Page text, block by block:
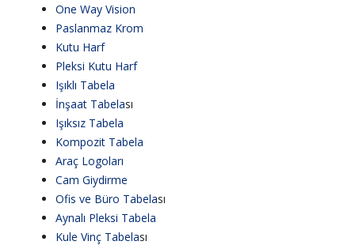
One Way Vision
Paslanmaz Krom
Kutu Harf
Pleksi Kutu Harf
Işıklı Tabela
İnşaat Tabelası
Işıksız Tabela
Kompozit Tabela
Araç Logoları
Cam Giydirme
Ofis ve Büro Tabelası
Aynalı Pleksi Tabela
Kule Vinç Tabelası